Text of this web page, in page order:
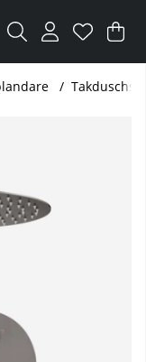
.
Arnika Titanium